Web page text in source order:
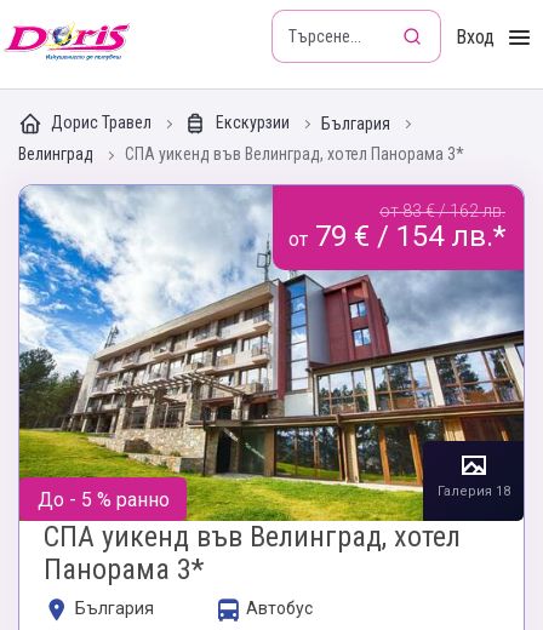
Doris - Изкушението да пътуваш Вход
Дорис Травел Екскурзии
България
Велинград
СПА уикенд във Велинград, хотел Панорама 3*
СПА уикенд във Велинград, хотел
Панорама 3*
България Автобус
До - 5 % ранно
от 83 € / 162 лв.
от 79 € / 154 лв.*
Галерия 18